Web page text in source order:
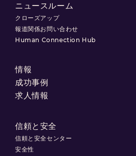
ニュースルーム
クローズアップ
報道関係お問い合わせ
Human Connection Hub
情報
成功事例
求人情報
信頼と安全
信頼と安全センター
安全性